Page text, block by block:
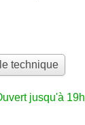
technique
jusqu'à 19h